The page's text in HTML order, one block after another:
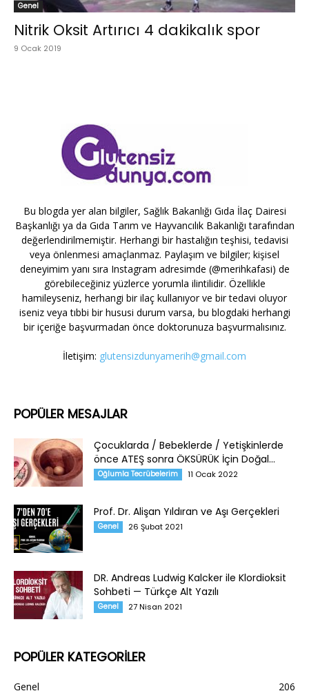
Genel
Nitrik Oksit Artırıcı 4 dakikalık spor
9 Ocak 2019
Bu blogda yer alan bilgiler, Sağlık Bakanlığı Gıda İlaç Dairesi
Başkanlığı ya da Gıda Tarım ve Hayvancılık Bakanlığı tarafından
değerlendirilmemiştir. Herhangi bir hastalığın teşhisi, tedavisi
veya önlenmesi amaçlanmaz. Paylaşım ve bilgiler; kişisel
deneyimim yanı sıra Instagram adresimde (@merihkafasi) de
görebileceğiniz yüzlerce yorumla ilintilidir. Özellikle
hamileyseniz, herhangi bir ilaç kullanıyor ve bir tedavi oluyor
iseniz veya tıbbi bir hususi durum varsa, bu blogdaki herhangi
bir içeriğe başvurmadan önce doktorunuza başvurmalısınız.
İletişim: glutensizdunyamerih@gmail.com
POPÜLER MESAJLAR
Çocuklarda / Bebeklerde / Yetişkinlerde
önce ATEŞ sonra ÖKSÜRÜK İçin Doğal...
Oğlumla Tecrübelerim 11 Ocak 2022
Prof. Dr. Alişan Yıldıran ve Aşı Gerçekleri
Genel 26 Şubat 2021
DR. Andreas Ludwig Kalcker ile Klordioksit
Sohbeti — Türkçe Alt Yazılı
Genel 27 Nisan 2021
POPÜLER KATEGORİLER
Genel 206